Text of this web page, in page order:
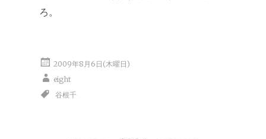
ろ。
2009年8月6日(木曜日)
eight
谷根千